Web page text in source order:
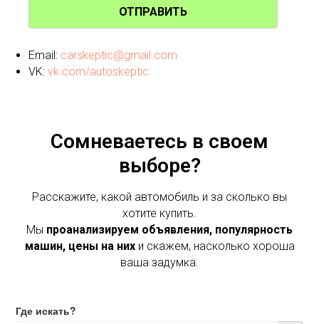
ОТПРАВИТЬ
Email: carskeptic@gmail.com
VK: vk.com/autoskeptic
Сомневаетесь в своем
выборе?
Расскажите, какой автомобиль и за сколько вы
хотите купить.
Мы проанализируем объявления, популярность
машин, цены на нихи скажем, насколько хороша
ваша задумка.
Где искать?